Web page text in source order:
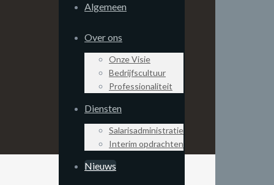
Algemeen
Over ons
Onze Visie
Bedrijfscultuur
Professionaliteit
Diensten
Salarisadministratie
Interim opdrachten
Nieuws